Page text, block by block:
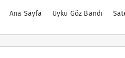
Ana Sayfa Uyku Göz Bandı